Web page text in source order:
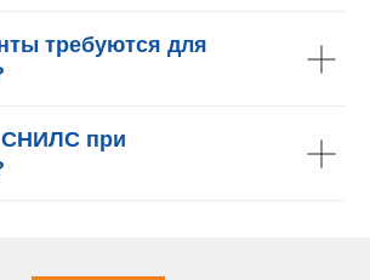
требуются для
СНИЛС при